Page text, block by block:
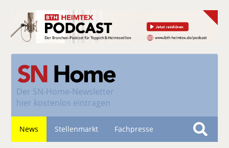
Der SN-Home-Newsletter
hier kostenlos eintragen
News Stellenmarkt Fachpresse
S